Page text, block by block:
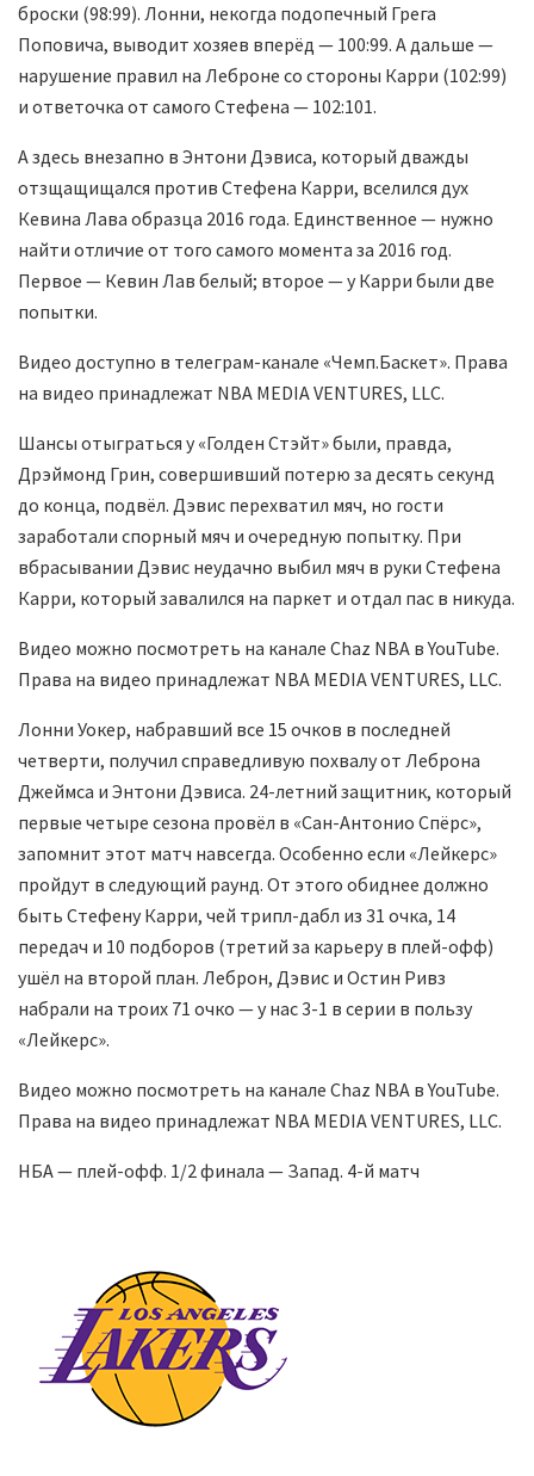
броски (98:99). Лонни, некогда подопечный Грега
Поповича, выводит хозяев вперёд — 100:99. А дальше —
нарушение правил на Леброне со стороны Карри (102:99)
и ответочка от самого Стефена — 102:101.
А здесь внезапно в Энтони Дэвиса, который дважды
отзщащищался против Стефена Карри, вселился дух
Кевина Лава образца 2016 года. Единственное — нужно
найти отличие от того самого момента за 2016 год.
Первое — Кевин Лав белый; второе — у Карри были две
попытки.
Видео доступно в телеграм-канале «Чемп.Баскет». Права
на видео принадлежат NBA MEDIA VENTURES, LLC.
Шансы отыграться у «Голден Стэйт» были, правда,
Дрэймонд Грин, совершивший потерю за десять секунд
до конца, подвёл. Дэвис перехватил мяч, но гости
заработали спорный мяч и очередную попытку. При
вбрасывании Дэвис неудачно выбил мяч в руки Стефена
Карри, который завалился на паркет и отдал пас в никуда.
Видео можно посмотреть на канале Chaz NBA в YouTube.
Права на видео принадлежат NBA MEDIA VENTURES, LLC.
Лонни Уокер, набравший все 15 очков в последней
четверти, получил справедливую похвалу от Леброна
Джеймса и Энтони Дэвиса. 24-летний защитник, который
первые четыре сезона провёл в «Сан-Антонио Спёрс»,
запомнит этот матч навсегда. Особенно если «Лейкерс»
пройдут в следующий раунд. От этого обиднее должно
быть Стефену Карри, чей трипл-дабл из 31 очка, 14
передач и 10 подборов (третий за карьеру в плей-офф)
ушёл на второй план. Леброн, Дэвис и Остин Ривз
набрали на троих 71 очко — у нас 3-1 в серии в пользу
«Лейкерс».
Видео можно посмотреть на канале Chaz NBA в YouTube.
Права на видео принадлежат NBA MEDIA VENTURES, LLC.
НБА — плей-офф. 1/2 финала — Запад. 4-й матч